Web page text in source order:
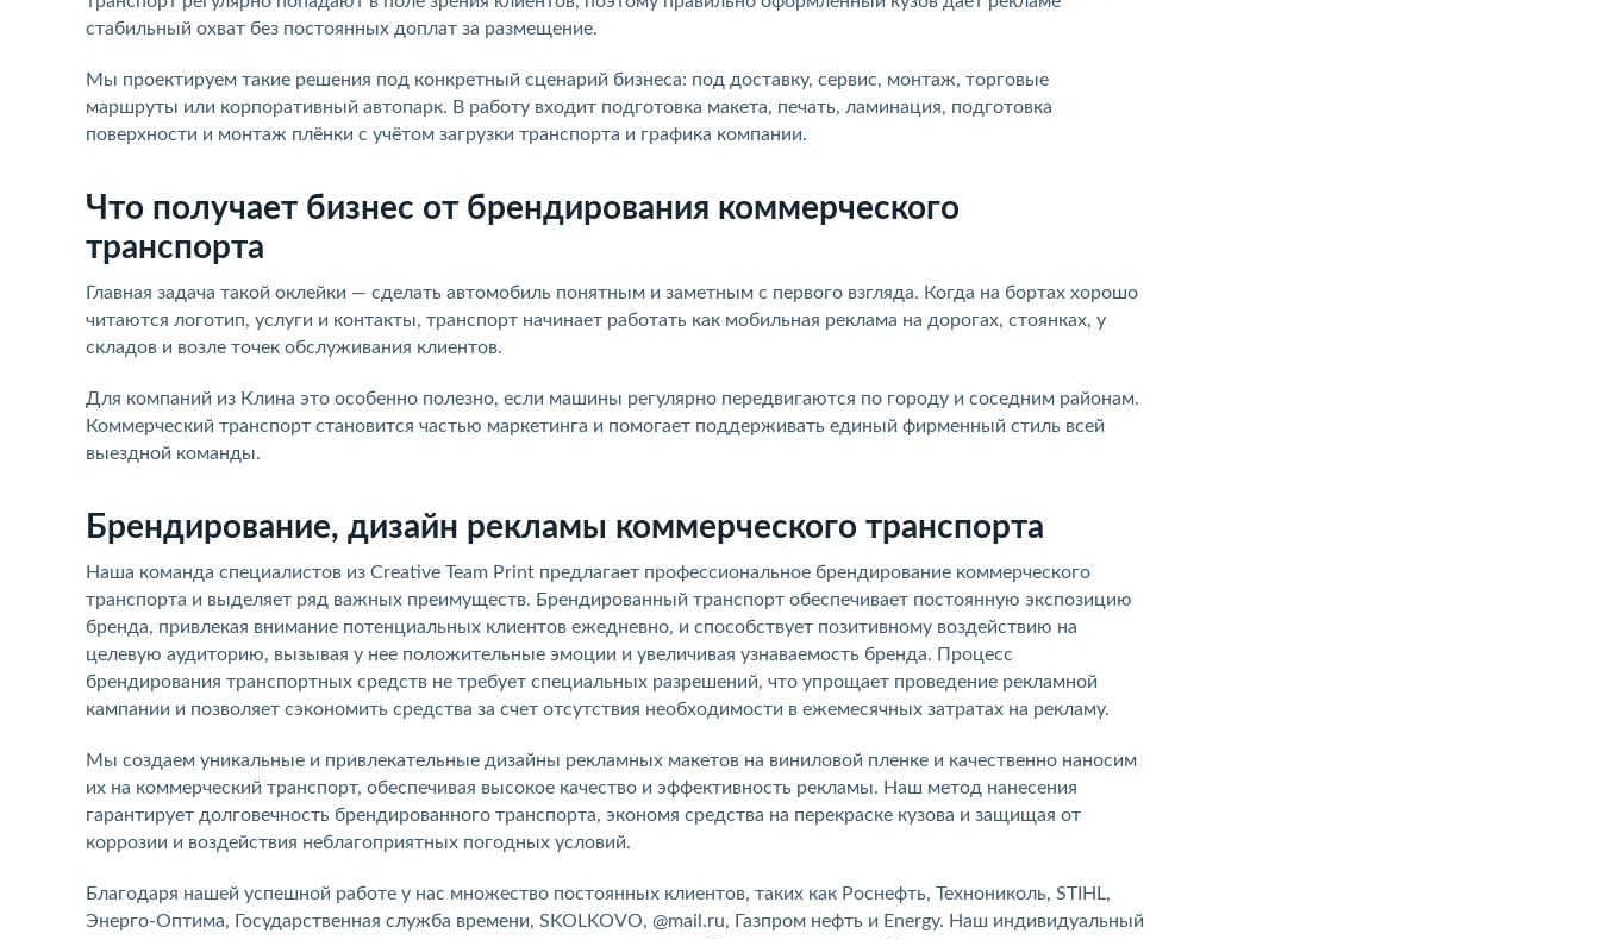
стабильный охват без постоянных доплат за размещение.
Мы проектируем такие решения под конкретный сценарий бизнеса: под доставку, сервис, монтаж, торговые
маршруты или корпоративный автопарк. В работу входит подготовка макета, печать, ламинация, подготовка
поверхности и монтаж плёнки с учётом загрузки транспорта и графика компании.
Что получает бизнес от брендирования коммерческого
транспорта
Главная задача такой оклейки — сделать автомобиль понятным и заметным с первого взгляда. Когда на бортах хорошо
читаются логотип, услуги и контакты, транспорт начинает работать как мобильная реклама на дорогах, стоянках, у
складов и возле точек обслуживания клиентов.
Для компаний из Клина это особенно полезно, если машины регулярно передвигаются по городу и соседним районам.
Коммерческий транспорт становится частью маркетинга и помогает поддерживать единый фирменный стиль всей
выездной команды.
Брендирование, дизайн рекламы коммерческого транспорта
Наша команда специалистов из Creative Team Print предлагает профессиональное брендирование коммерческого
транспорта и выделяет ряд важных преимуществ. Брендированный транспорт обеспечивает постоянную экспозицию
бренда, привлекая внимание потенциальных клиентов ежедневно, и способствует позитивному воздействию на
целевую аудиторию, вызывая у нее положительные эмоции и увеличивая узнаваемость бренда. Процесс
брендирования транспортных средств не требует специальных разрешений, что упрощает проведение рекламной
кампании и позволяет сэкономить средства за счет отсутствия необходимости в ежемесячных затратах на рекламу.
Мы создаем уникальные и привлекательные дизайны рекламных макетов на виниловой пленке и качественно наносим
их на коммерческий транспорт, обеспечивая высокое качество и эффективность рекламы. Наш метод нанесения
гарантирует долговечность брендированного транспорта, экономя средства на перекраске кузова и защищая от
коррозии и воздействия неблагоприятных погодных условий.
Благодаря нашей успешной работе у нас множество постоянных клиентов, таких как Роснефть, Технониколь, STIHL,
Энерго-Оптима, Государственная служба времени, SKOLKOVO, @mail.ru, Газпром нефть и Energy. Наш индивидуальный